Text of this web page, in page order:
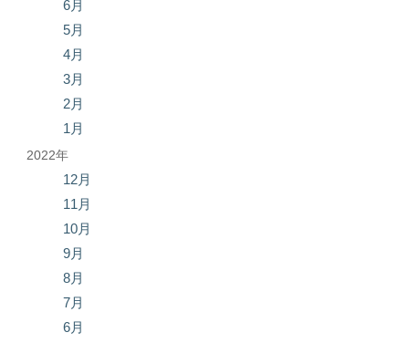
6月
5月
4月
3月
2月
1月
2022年
12月
11月
10月
9月
8月
7月
6月